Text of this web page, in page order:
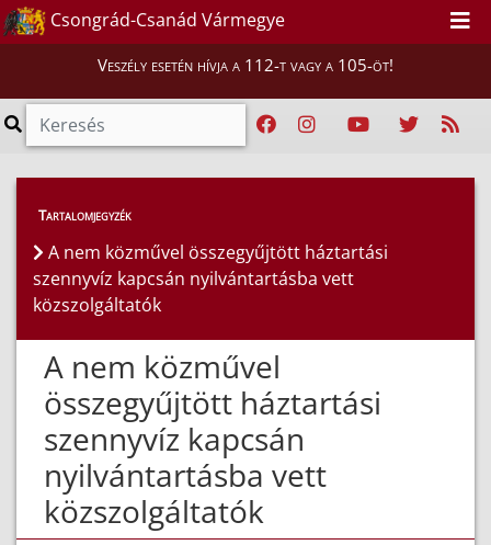
Csongrád-Csanád Vármegye
Veszély esetén hívja a 112-t vagy a 105-öt!
Hatósági ügyek
A nem közművel összegyűjtött háztartási
szennyvíz kapcsán nyilvántartásba vett
közszolgáltatók
Tartalomjegyzék
A nem közművel összegyűjtött háztartási
szennyvíz kapcsán nyilvántartásba vett
közszolgáltatók
A nem közművel
összegyűjtött háztartási
szennyvíz kapcsán
nyilvántartásba vett
közszolgáltatók